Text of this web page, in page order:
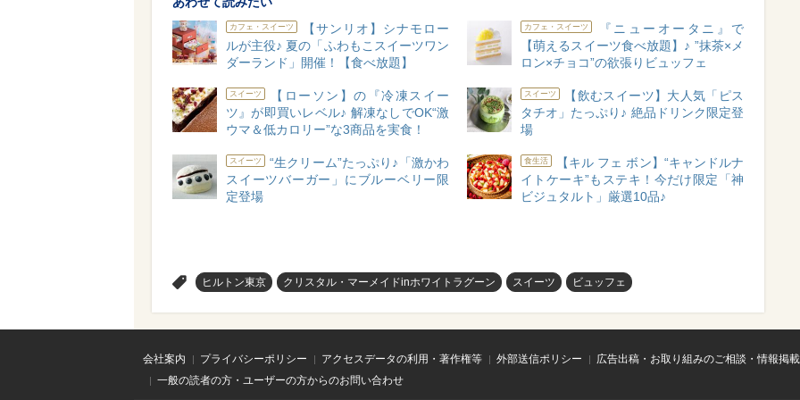
カフェ・スイーツ
【サンリオ】シナモロー
ルが主役♪ 夏の「ふわもこスイーツワン
ダーランド」開催！【食べ放題】
カフェ・スイーツ
『ニューオータニ』で
【萌えるスイーツ食べ放題】♪ ”抹茶×メ
ロン×チョコ”の欲張りビュッフェ
スイーツ
【ローソン】の『冷凍スイー
ツ』が即買いレベル♪ 解凍なしでOK“激
ウマ＆低カロリー”な3商品を実食！
スイーツ
【飲むスイーツ】大人気「ピス
タチオ」たっぷり♪ 絶品ドリンク限定登
場
スイーツ
“生クリーム”たっぷり♪「激かわ
スイーツバーガー」にブルーベリー限
定登場
食生活
【キル フェ ボン】“キャンドルナ
イトケーキ”もステキ！今だけ限定「神
ビジュタルト」厳選10品♪
ヒルトン東京 クリスタル・マーメイドinホワイトラグーン スイーツ ビュッフェ
会社案内 プライバシーポリシー アクセスデータの利用・著作権等 外部送信ポリシー
広告出稿・お取り組みのご相談・情報掲
一般の読者の方・ユーザーの方からのお問い合わせ